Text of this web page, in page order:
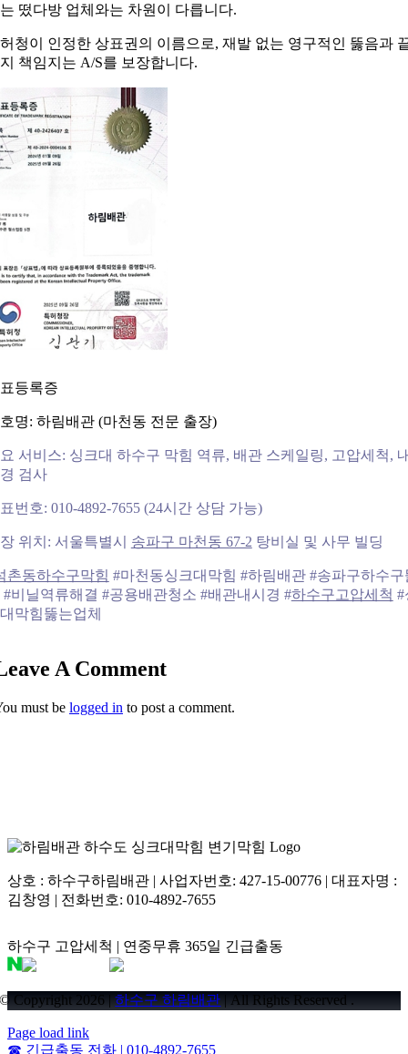
떴다방 업체와는 차원이 다릅니다.
청이 인정한 상표권의 이름으로, 재발 없는 영구적인 뚫음과
책임지는 A/S를 보장합니다.
등록증
명: 하림배관 (마천동 전문 출장)
서비스: 싱크대 하수구 막힘 역류, 배관 스케일링, 고압세척,
검사
번호: 010-4892-7655 (24시간 상담 가능)
위치: 서울특별시 송파구 마천동 67-2 탕비실 및 사무 빌딩
촌동하수구막힘 #마천동싱크대막힘 #하림배관 #송파구하수구
#비닐역류해결 #공용배관청소 #배관내시경 #하수구고압세척 #
막힘뚫는업체
A Comment
must be logged in to post a comment.
상호 : 하수구하림배관 | 사업자번호: 427-15-00776 | 대표자명 :
김창영 | 전화번호: 010-4892-7655
하수구 고압세척 | 연중무휴 365일 긴급출동
© Copyright 2026 |하수구 하림배관 | All Rights Reserved .
Page load link
☎ 긴급출동 전화 | 010-4892-7655